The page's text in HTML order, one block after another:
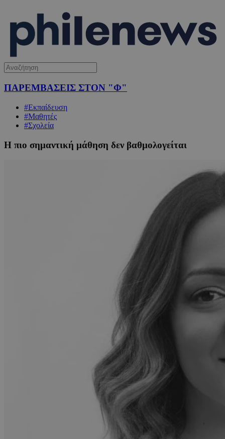
ΠΑΡΕΜΒΑΣΕΙΣ ΣΤΟΝ "Φ"
#Εκπαίδευση
#Μαθητές
#Σχολεία
Η πιο σημαντική μάθηση δεν βαθμολογείται